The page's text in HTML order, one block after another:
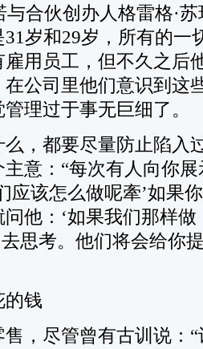
与合伙创办人格雷格·
31岁和29岁，所有的一
用员工，但不久之后
公司里他们意识到这
理过于事无巨细了。
都要尽量防止陷入
意：“每次有人向你
应该怎么做呢牽’如果
他：‘如果我们那样
思考。他们将会给你
钱
尽管曾有古训说：“